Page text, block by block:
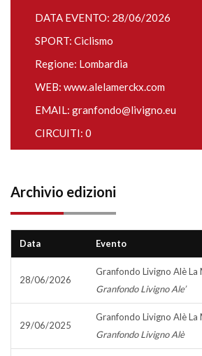
DATA EVENTO: 28/06/2026
SPORT: Ciclismo
Regione: Lombardia
WEB: www.alelamerckx.com
EMAIL: granfondo@livigno.eu
CIRCUITI: 0
Archivio edizioni
Data Evento
28/06/2026
Granfondo Livigno Alè La
Granfondo Livigno Ale’
29/06/2025
Granfondo Livigno Alè La
Granfondo Livigno Alè